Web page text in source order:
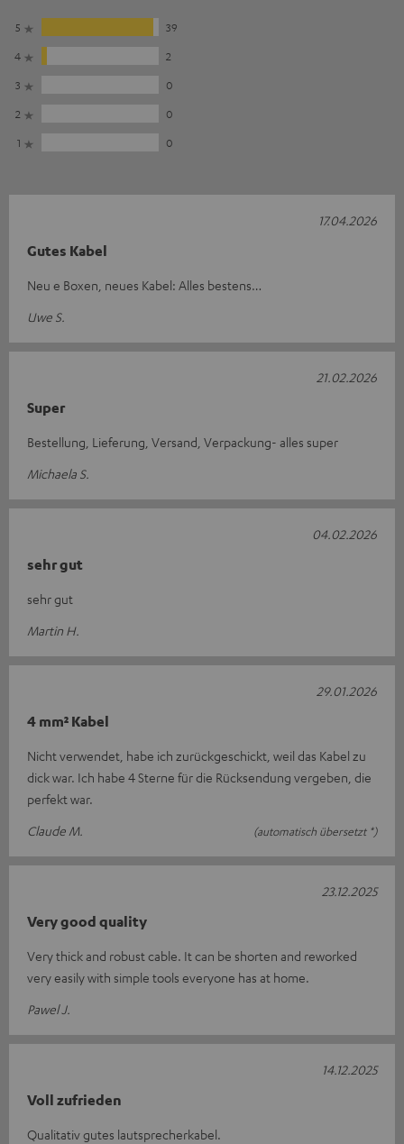
5
39
4
2
3
0
2
0
1
0
Gutes Kabel
Neu e Boxen, neues Kabel: Alles bestens…
Uwe S.
17.04.2026
Super
Bestellung, Lieferung, Versand, Verpackung- alles super
Michaela S.
21.02.2026
sehr gut
sehr gut
Martin H.
04.02.2026
4 mm² Kabel
Nicht verwendet, habe ich zurückgeschickt, weil das Kabel zu
dick war. Ich habe 4 Sterne für die Rücksendung vergeben, die
perfekt war.
Claude M.
(automatisch übersetzt *)
29.01.2026
Very good quality
Very thick and robust cable. It can be shorten and reworked
very easily with simple tools everyone has at home.
Pawel J.
23.12.2025
Voll zufrieden
Qualitativ gutes lautsprecherkabel.
14.12.2025